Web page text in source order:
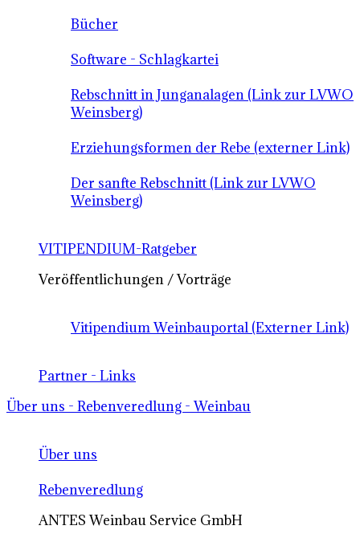
Bücher
Software - Schlagkartei
Rebschnitt in Junganalagen (Link zur LVWO
Weinsberg)
Erziehungsformen der Rebe (externer Link)
Der sanfte Rebschnitt (Link zur LVWO
Weinsberg)
VITIPENDIUM-Ratgeber
Veröffentlichungen / Vorträge
Vitipendium Weinbauportal (Externer Link)
Partner - Links
Über uns - Rebenveredlung - Weinbau
Über uns
Rebenveredlung
ANTES Weinbau Service GmbH